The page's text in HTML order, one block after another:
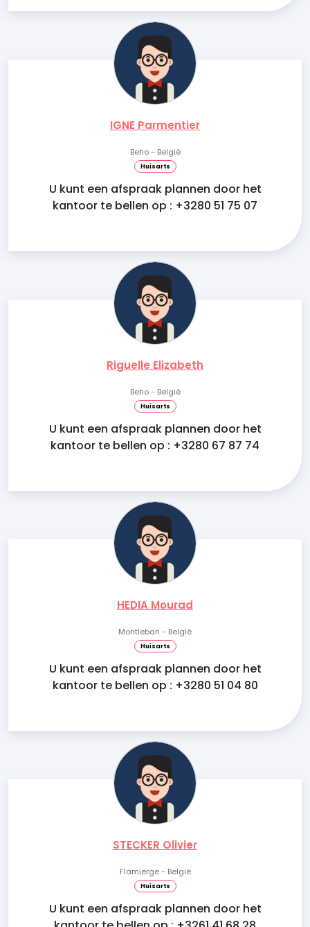
IGNE Parmentier
Beho - België
Huisarts
U kunt een afspraak plannen door het
kantoor te bellen op : +3280 51 75 07
Riguelle Elizabeth
Beho - België
Huisarts
U kunt een afspraak plannen door het
kantoor te bellen op : +3280 67 87 74
HEDIA Mourad
Montleban - België
Huisarts
U kunt een afspraak plannen door het
kantoor te bellen op : +3280 51 04 80
STECKER Olivier
Flamierge - België
Huisarts
U kunt een afspraak plannen door het